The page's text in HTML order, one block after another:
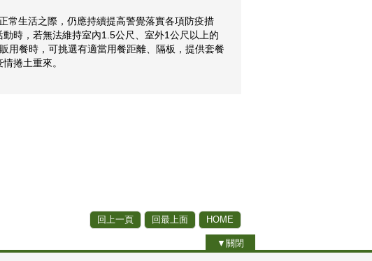
生活之際，仍應持續提高警覺落實各項防疫措
時，若無法維持室內1.5公尺、室外1公尺以上的
用餐時，可挑選有適當用餐距離、隔板，提供套餐
捲土重來。
回上一頁 回最上面 HOME
▼關閉